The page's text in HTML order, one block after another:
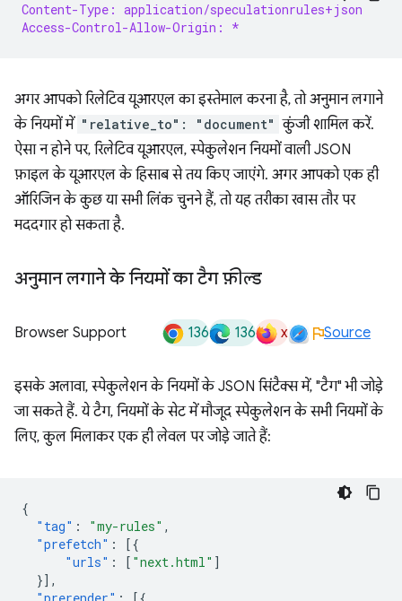
Content-Type: application/speculationrules+json
Access-Control-Allow-Origin: *
अगर आपको रिलेटिव यूआरएल का इस्तेमाल करना है, तो अनुमान लगाने
के नियमों में "relative_to": "document" कुंजी शामिल करें.
ऐसा न होने पर, रिलेटिव यूआरएल, स्पेकुलेशन नियमों वाली JSON
फ़ाइल के यूआरएल के हिसाब से तय किए जाएंगे. अगर आपको एक ही
ऑरिजिन के कुछ या सभी लिंक चुनने हैं, तो यह तरीका खास तौर पर
मददगार हो सकता है.
अनुमान लगाने के नियमों का टैग फ़ील्ड
Browser Support 136 136 x Source
इसके अलावा, स्पेकुलेशन के नियमों के JSON सिंटैक्स में, "टैग" भी जोड़े
जा सकते हैं. ये टैग, नियमों के सेट में मौजूद स्पेकुलेशन के सभी नियमों के
लिए, कुल मिलाकर एक ही लेवल पर जोड़े जाते हैं:
{
"tag" : "my-rules" ,
"prefetch" :
[{
"urls" : [ "next.html" ]
}],